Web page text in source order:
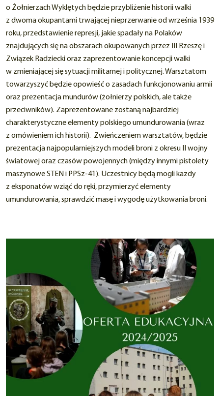
o Żołnierzach Wyklętych będzie przybliżenie historii walki
z dwoma okupantami trwającej nieprzerwanie od września 1939
roku, przedstawienie represji, jakie spadały na Polaków
znajdujących się na obszarach okupowanych przez III Rzeszę i
Związek Radziecki oraz zaprezentowanie koncepcji walki
w zmieniającej się sytuacji militarnej i politycznej. Warsztatom
towarzyszyć będzie opowieść o zasadach funkcjonowaniu armii
oraz prezentacja mundurów (żołnierzy polskich, ale także
przeciwników). Zaprezentowane zostaną najbardziej
charakterystyczne elementy polskiego umundurowania (wraz
z omówieniem ich historii). Zwieńczeniem warsztatów, będzie
prezentacja najpopularniejszych modeli broni z okresu II wojny
światowej oraz czasów powojennych (między innymi pistolety
maszynowe STEN i PPSz-41). Uczestnicy będą mogli każdy
z eksponatów wziąć do ręki, przymierzyć elementy
umundurowania, sprawdzić masę i wygodę użytkowania broni.